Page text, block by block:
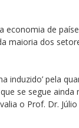
de
dos
induzido’ pela
se segue
o Prof. Dr.